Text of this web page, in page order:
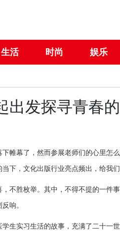
生活 时尚 娱乐
出发探寻青春
帷幕了，然而参展老师们的心里怎
下，文化出版行业亮点频出，给我
不胜枚举。其中，不得不提的一件
响。
生实习生活的故事，充满了二十一